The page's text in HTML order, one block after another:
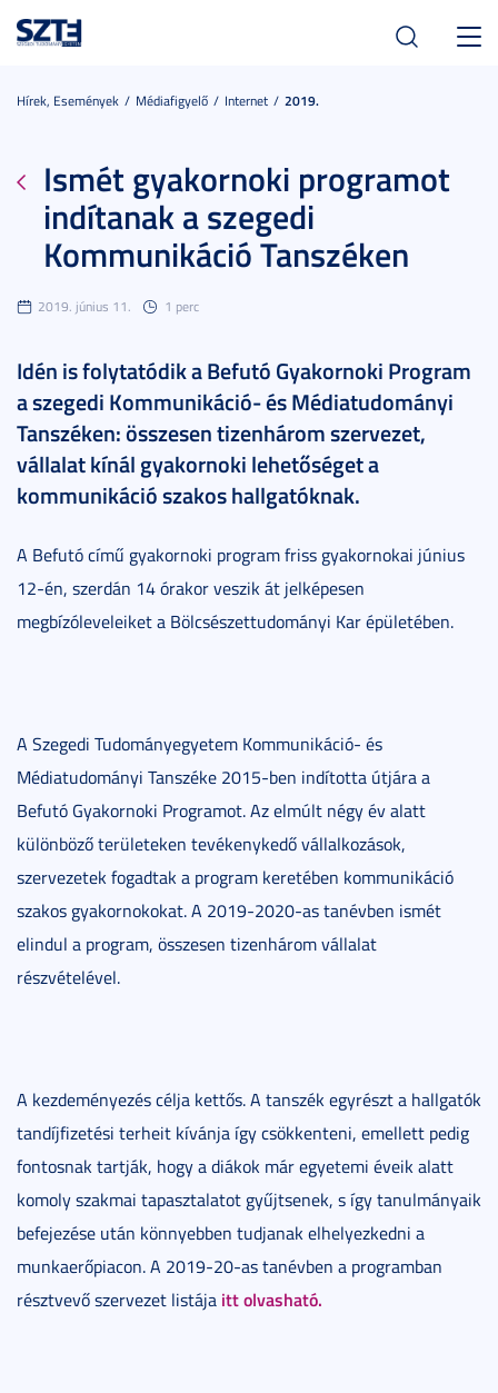
Hírek, Események Médiafigyelő Internet 2019.
Ismét gyakornoki programot
indítanak a szegedi
Kommunikáció Tanszéken
2019. június 11. 1 perc
Idén is folytatódik a Befutó Gyakornoki Program
a szegedi Kommunikáció- és Médiatudományi
Tanszéken: összesen tizenhárom szervezet,
vállalat kínál gyakornoki lehetőséget a
kommunikáció szakos hallgatóknak.
A Befutó című gyakornoki program friss gyakornokai június
12-én, szerdán 14 órakor veszik át jelképesen
megbízóleveleiket a Bölcsészettudományi Kar épületében.
A Szegedi Tudományegyetem Kommunikáció- és
Médiatudományi Tanszéke 2015-ben indította útjára a
Befutó Gyakornoki Programot. Az elmúlt négy év alatt
különböző területeken tevékenykedő vállalkozások,
szervezetek fogadtak a program keretében kommunikáció
szakos gyakornokokat. A 2019-2020-as tanévben ismét
elindul a program, összesen tizenhárom vállalat
részvételével.
A kezdeményezés célja kettős. A tanszék egyrészt a hallgatók
tandíjfizetési terheit kívánja így csökkenteni, emellett pedig
fontosnak tartják, hogy a diákok már egyetemi éveik alatt
komoly szakmai tapasztalatot gyűjtsenek, s így tanulmányaik
befejezése után könnyebben tudjanak elhelyezkedni a
munkaerőpiacon. A 2019-20-as tanévben a programban
résztvevő szervezet listája itt olvasható.